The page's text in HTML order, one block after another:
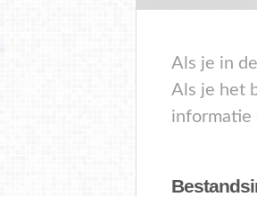
Als je in
Als je het
informatie